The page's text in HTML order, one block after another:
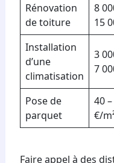
Rénovation
de toiture
8
15
Installation
d’une
climatisation
3
7
Pose de
parquet
40
€/
Faire appel à des